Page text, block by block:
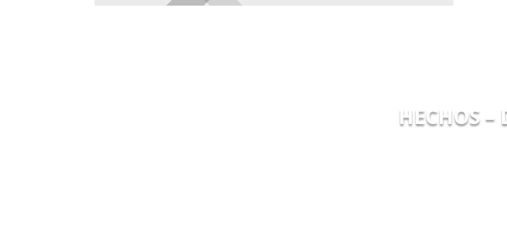
HECHOS –